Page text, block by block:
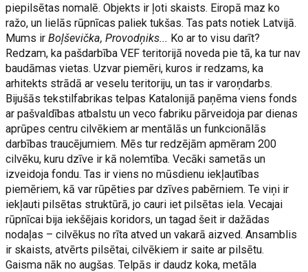
piepilsētas nomalē. Objekts ir ļoti skaists. Eiropā maz ko
ražo, un lielās rūpnīcas paliek tukšas. Tas pats notiek Latvijā.
Mums irBoļševička, Provodņiks... Ko ar to visu darīt?
Redzam, ka pašdarbība VEF teritorijā noveda pie tā, ka tur nav
baudāmas vietas. Uzvar piemēri, kuros ir redzams, ka
arhitekts strādā ar veselu teritoriju, un tas ir varoņdarbs.
Bijušās tekstilfabrikas telpas Katalonijā paņēma viens fonds
ar pašval­dības atbalstu un veco fabriku pārveidoja par dienas
aprūpes centru cilvēkiem ar mentālās un funkcionālās
darbības traucējumiem. Mēs tur redzējām apmēram 200
cilvēku, kuru dzīve ir kā nolemtība. Vecāki sametās un
izveidoja fondu. Tas ir viens no mūsdienu iekļautības
piemēriem, kā var rūpēties par dzīves pabērniem. Te viņi ir
iekļauti pilsētas struktūrā, jo cauri iet pilsētas iela. Vecajai
rūpnīcai bija iekšējais koridors, un tagad šeit ir dažādas
nodaļas – cilvēkus no rīta atved un vakarā aizved. Ansamblis
ir skaists, atvērts pilsētai, cilvēkiem ir saite ar pilsētu.
Gaisma nāk no augšas. Telpās ir daudz koka, metāla